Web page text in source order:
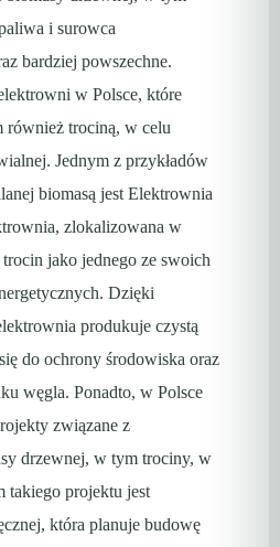
i surowca
bardziej powszechne.
w Polsce, które
również trociną, w celu
Jednym z przykładów
biomasą jest Elektrownia
zlokalizowana w
jako jednego ze swoich
Dzięki
produkuje czystą
do ochrony środowiska oraz
węgla. Ponadto, w Polsce
związane z
drzewnej, w tym trociny, w
takiego projektu jest
która planuje budowę